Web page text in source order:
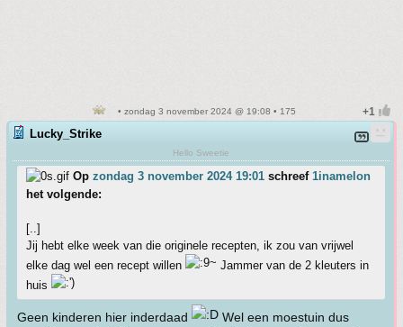
• zondag 3 november 2024 @ 19:08 • 175
Lucky_Strike
Hello Sweetie
Op zondag 3 november 2024 19:01 schreef 1inamelon
het volgende:
[..]
Jij hebt elke week van die originele recepten, ik zou van vrijwel
elke dag wel een recept willen
Jammer van de 2 kleuters in
huis
Geen kinderen hier inderdaad
Wel een moestuin dus